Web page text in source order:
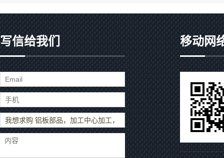
写信给我们 移动网